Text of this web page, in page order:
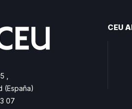
,
(España)
07
CEU